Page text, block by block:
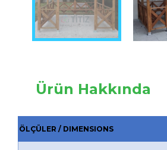
Ürün Hakkında
ÖLÇÜLER / DIMENSIONS